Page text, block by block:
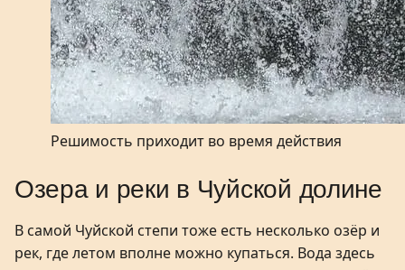
Решимость приходит во время действия
Озера и реки в Чуйской долине
В самой Чуйской степи тоже есть несколько озёр и
рек, где летом вполне можно купаться. Вода здесь